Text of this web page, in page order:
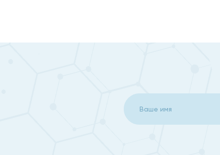
Повторяющиеся потери сознания;